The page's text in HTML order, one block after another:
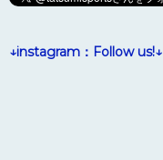
↓instagram：Follow us!↓